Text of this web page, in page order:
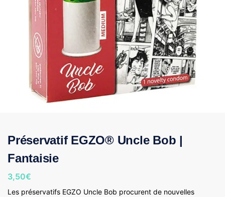
Préservatif EGZO® Uncle Bob |
Fantaisie
3,50€
Les préservatifs EGZO Uncle Bob procurent de nouvelles